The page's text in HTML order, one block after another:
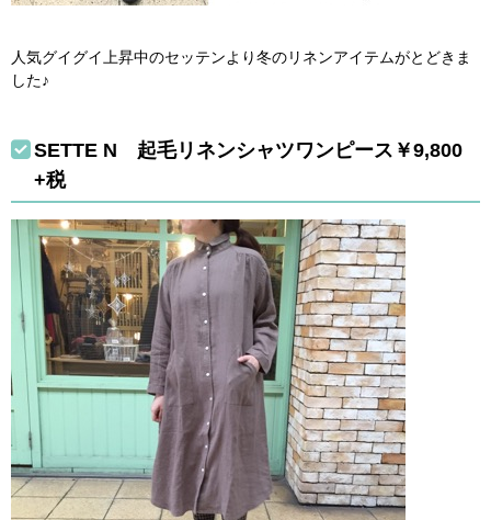
人気グイグイ上昇中のセッテンより冬のリネンアイテムがとどきま
した♪
SETTE N 起毛リネンシャツワンピース￥9,800
+税